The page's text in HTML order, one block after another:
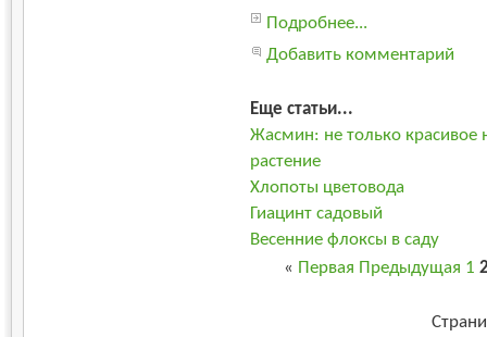
Подробнее...
Добавить комментарий
Еще статьи...
Жасмин: не только красивое
растение
Хлопоты цветовода
Гиацинт садовый
Весенние флоксы в саду
« Первая Предыдущая 1